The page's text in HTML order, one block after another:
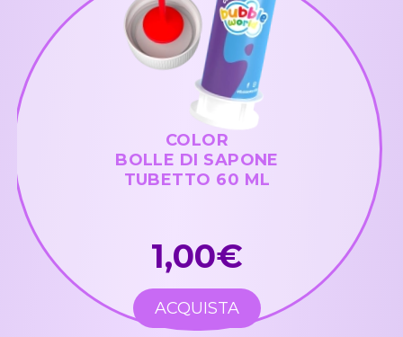
COLOR
BOLLE DI SAPONE
TUBETTO 60 ML
1,00€
ACQUISTA